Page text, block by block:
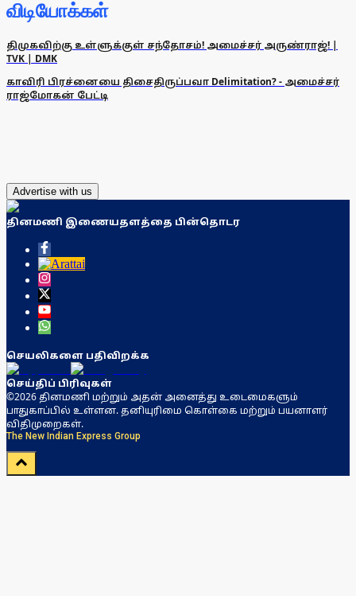
விடியோக்கள்
திமுகவிற்கு உள்ளுக்குள் சந்தோசம்! அமைச்சர் அருண்ராஜ்! |
TVK | DMK
காவிரி பிரச்னையை திசைதிருப்பவா Delimitation? - அமைச்சர்
ராஜ்மோகன் பேட்டி
Advertise with us
தினமணி இணையதளத்தை பின்தொடர
செயலிகளை பதிவிறக்க
செய்திப் பிரிவுகள்
©2026 தினமணி மற்றும் அதன் அனைத்து உடைமைகளும்
பாதுகாப்பில் உள்ளன. தனியுரிமை கொள்கை மற்றும் பயனாளர்
விதிமுறைகள்.
The New Indian Express Group